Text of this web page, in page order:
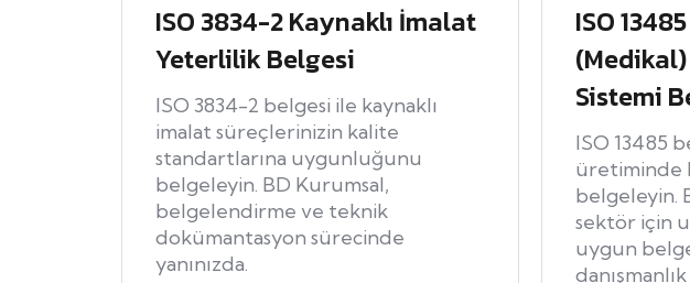
ISO 3834-2 Kaynaklı İmalat
Yeterlilik Belgesi
ISO 3834-2 belgesi ile kaynaklı
imalat süreçlerinizin kalite
standartlarına uygunluğunu
belgeleyin. BD Kurumsal,
belgelendirme ve teknik
dokümantasyon sürecinde
yanınızda.
ISO
Sistemi
ISO 13485
üretiminde
belgeleyin.
sektör için
uygun